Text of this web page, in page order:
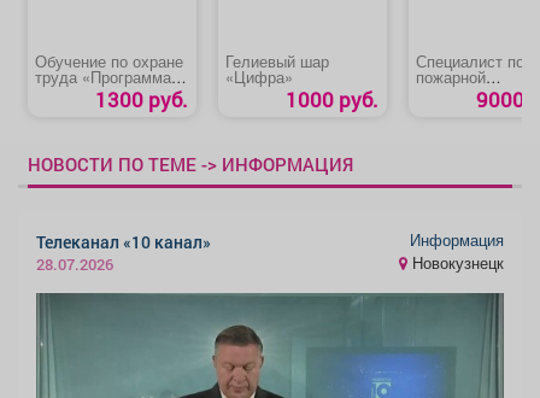
Обучение по охране
труда «Программа
В» 1300 руб.
Гелиевый шар
«Цифра»
1000 руб.
Специалист по
пожарной
профилактике
9000
НОВОСТИ ПО ТЕМЕ -> ИНФОРМАЦИЯ
Телеканал «10 канал»
28.07.2026
Информация
Новокузнецк